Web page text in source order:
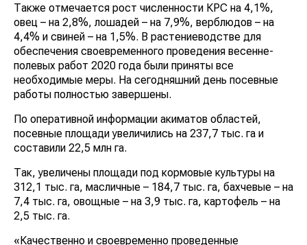
Также отмечается рост численности КРС на 4,1%,
овец – на 2,8%, лошадей – на 7,9%, верблюдов – на
4,4% и свиней – на 1,5%. В растениеводстве для
обеспечения своевременного проведения весенне-
полевых работ 2020 года были приняты все
необходимые меры. На сегодняшний день посевные
работы полностью завершены.
По оперативной информации акиматов областей,
посевные площади увеличились на 237,7 тыс. га и
составили 22,5 млн га.
Так, увеличены площади под кормовые культуры на
312,1 тыс. га, масличные – 184,7 тыс. га, бахчевые – на
7,4 тыс. га, овощные – на 3,9 тыс. га, картофель – на
2,5 тыс. га.
«Качественно и своевременно проведенные